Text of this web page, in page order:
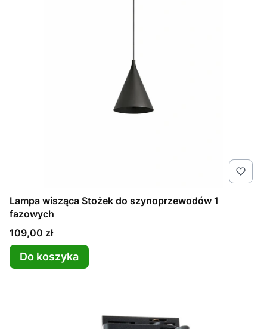
Lampa wisząca Stożek do szynoprzewodów 1
fazowych
Cena
109,00 zł
Do koszyka